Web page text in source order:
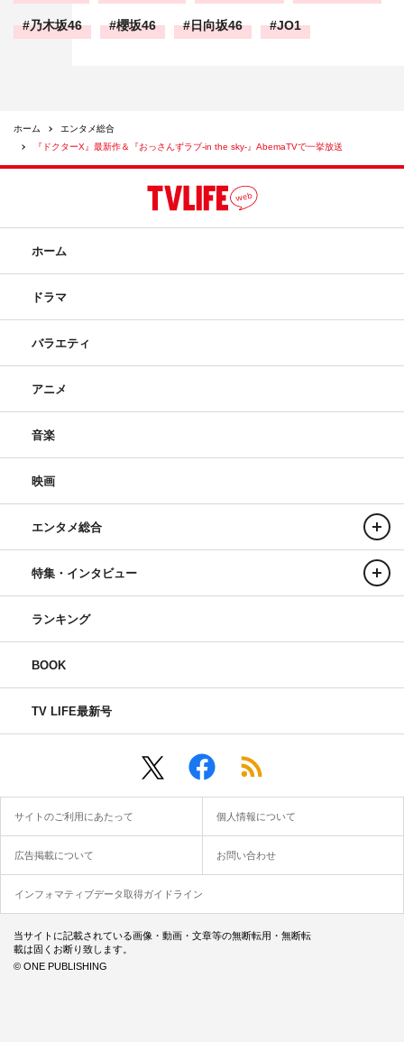
乃木坂46 櫻坂46 日向坂46 JO1
ホーム
エンタメ総合
『ドクターX』最新作＆『おっさんずラブ-in the sky-』AbemaTVで一挙放送
ホーム
ドラマ
バラエティ
アニメ
音楽
映画
エンタメ総合
特集・インタビュー
ランキング
BOOK
TV LIFE最新号
サイトのご利用にあたって 個人情報について
広告掲載について お問い合わせ
インフォマティブデータ取得ガイドライン
当サイトに記載されている画像・動画・文章等の無断転用・無断転
載は固くお断り致します。
© ONE PUBLISHING